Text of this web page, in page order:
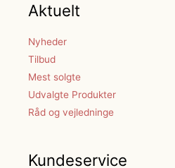
Aktuelt
Nyheder
Tilbud
Mest solgte
Udvalgte Produkter
Råd og vejledninge
Kundeservice